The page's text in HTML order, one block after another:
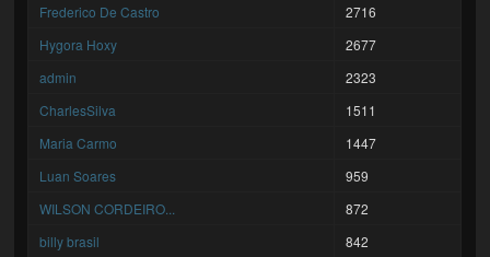
Frederico De Castro
2716
Hygora Hoxy
2677
admin
2323
CharlesSilva
1511
Maria Carmo
1447
Luan Soares
959
WILSON CORDEIRO...
872
billy brasil
842